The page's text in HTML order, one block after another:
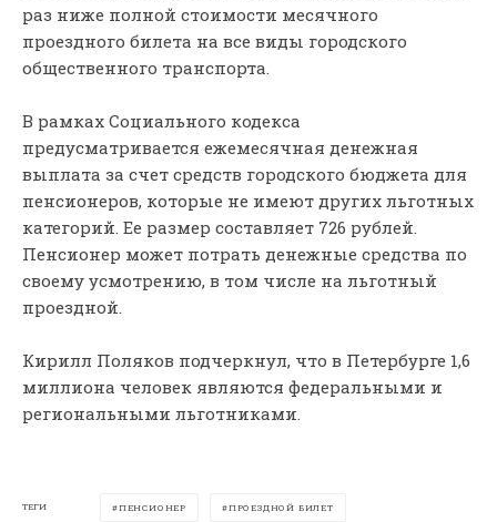
раз ниже полной стоимости месячного
проездного билета на все виды городского
общественного транспорта.
В рамках Социального кодекса
предусматривается ежемесячная денежная
выплата за счет средств городского бюджета для
пенсионеров, которые не имеют других льготных
категорий. Ее размер составляет 726 рублей.
Пенсионер может потрать денежные средства по
своему усмотрению, в том числе на льготный
проездной.
Кирилл Поляков подчеркнул, что в Петербурге 1,6
миллиона человек являются федеральными и
региональными льготниками.
ТЕГИ ПЕНСИОНЕР ПРОЕЗДНОЙ БИЛЕТ